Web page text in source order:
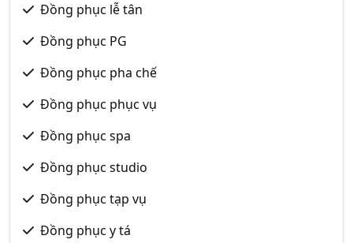
Đồng phục lễ tân
Đồng phục PG
Đồng phục pha chế
Đồng phục phục vụ
Đồng phục spa
Đồng phục studio
Đồng phục tạp vụ
Đồng phục y tá